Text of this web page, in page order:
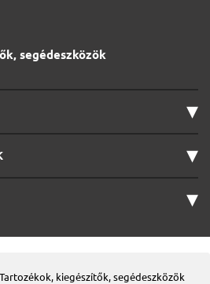
segédeszközök
▾
▾
▾
Tartozékok, kiegészítők, segédeszközök